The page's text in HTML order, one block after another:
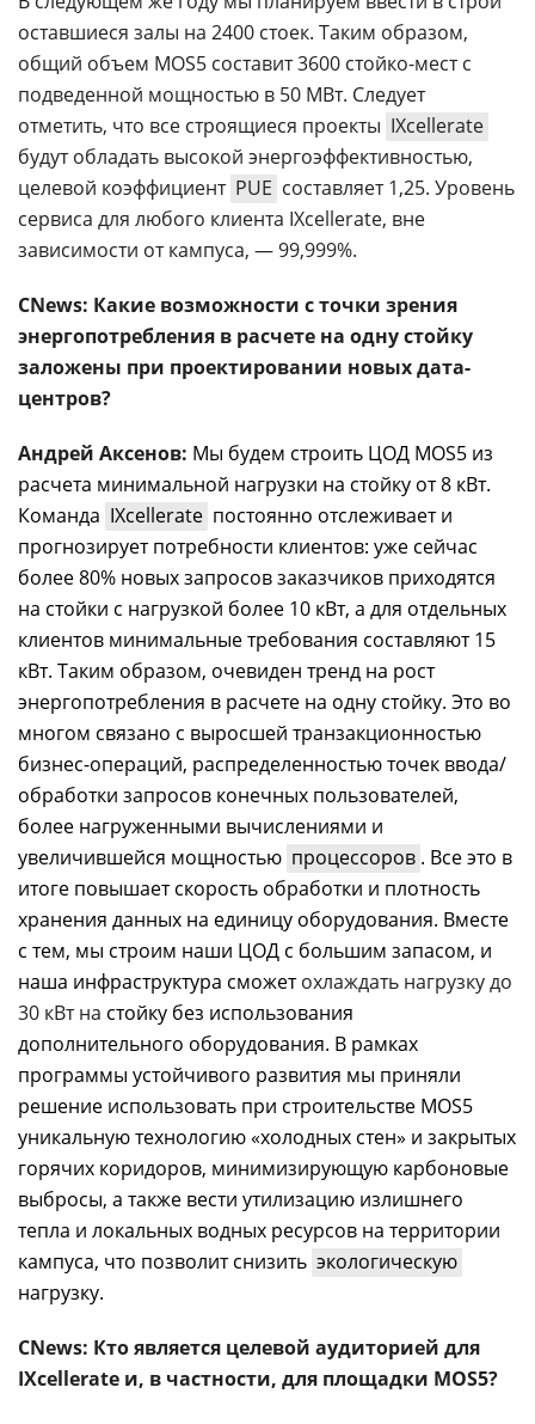
оставшиеся залы на 2400 стоек. Таким образом,
общий объем MOS5 составит 3600 стойко-мест с
подведенной мощностью в 50 МВт. Следует
отметить, что все строящиеся проекты IXcellerate
будут обладать высокой энергоэффективностью,
целевой коэффициент PUE составляет 1,25. Уровень
сервиса для любого клиента IXcellerate, вне
зависимости от кампуса, — 99,999%.
CNews: Какие возможности с точки зрения
энергопотребления в расчете на одну стойку
заложены при проектировании новых дата-
центров?
Андрей Аксенов: Мы будем строить ЦОД MOS5 из
расчета минимальной нагрузки на стойку от 8 кВт.
Команда IXcellerate постоянно отслеживает и
прогнозирует потребности клиентов: уже сейчас
более 80% новых запросов заказчиков приходятся
на стойки с нагрузкой более 10 кВт, а для отдельных
клиентов минимальные требования составляют 15
кВт. Таким образом, очевиден тренд на рост
энергопотребления в расчете на одну стойку. Это во
многом связано с выросшей транзакционностью
бизнес-операций, распределенностью точек ввода/
обработки запросов конечных пользователей,
более нагруженными вычислениями и
увеличившейся мощностью процессоров . Все это в
итоге повышает скорость обработки и плотность
хранения данных на единицу оборудования. Вместе
с тем, мы строим наши ЦОД с большим запасом, и
наша инфраструктура сможетохлаждать нагрузку до
30 кВт на стойку без использования
дополнительного оборудования. В рамках
программы устойчивого развития мы приняли
решение использовать при строительстве MOS5
уникальную технологию «холодных стен» и закрытых
горячих коридоров, минимизирующую карбоновые
выбросы, а также вести утилизацию излишнего
тепла и локальных водных ресурсов на территории
кампуса, что позволит снизить экологическую
нагрузку.
CNews: Кто является целевой аудиторией для
IXcellerate и, в частности, для площадки MOS5?